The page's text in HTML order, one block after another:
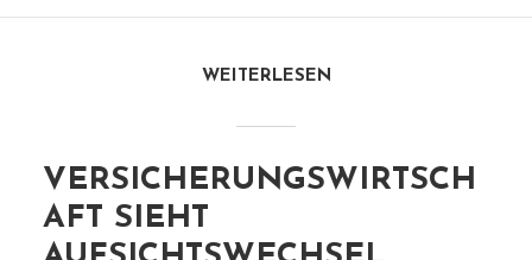
WEITERLESEN
VERSICHERUNGSWIRTSCH
AFT SIEHT